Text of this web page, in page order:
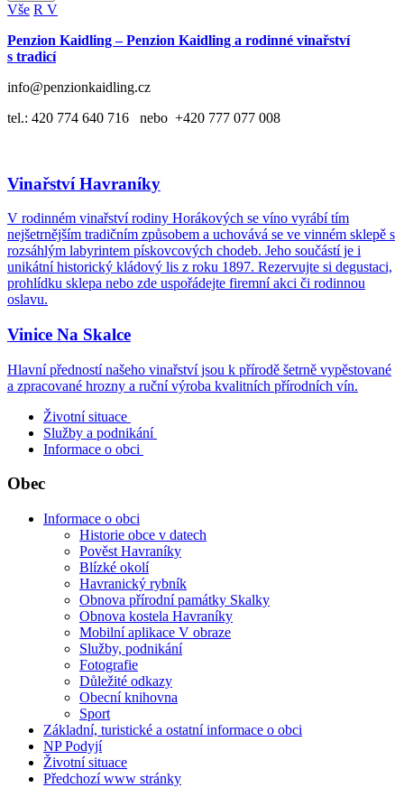
Vše R V
Penzion Kaidling – Penzion Kaidling a rodinné vinařství
s tradicí
info@penzionkaidling.cz
tel.: 420 774 640 716 nebo +420 777 077 008
Vinařství Havraníky
V rodinném vinařství rodiny Horákových se víno vyrábí tím
nejšetrnějším tradičním způsobem a uchovává se ve vinném sklepě s
rozsáhlým labyrintem pískovcových chodeb. Jeho součástí je i
unikátní historický kládový lis z roku 1897. Rezervujte si degustaci,
prohlídku sklepa nebo zde uspořádejte firemní akci či rodinnou
oslavu.
Vinice Na Skalce
Hlavní předností našeho vinařství jsou k přírodě šetrně vypěstované
a zpracované hrozny a ruční výroba kvalitních přírodních vín.
Životní situace
Služby a podnikání
Informace o obci
Obec
Informace o obci
Historie obce v datech
Pověst Havraníky
Blízké okolí
Havranický rybník
Obnova přírodní památky Skalky
Obnova kostela Havraníky
Mobilní aplikace V obraze
Služby, podnikání
Fotografie
Důležité odkazy
Obecní knihovna
Sport
Základní, turistické a ostatní informace o obci
NP Podyjí
Životní situace
Předchozí www stránky